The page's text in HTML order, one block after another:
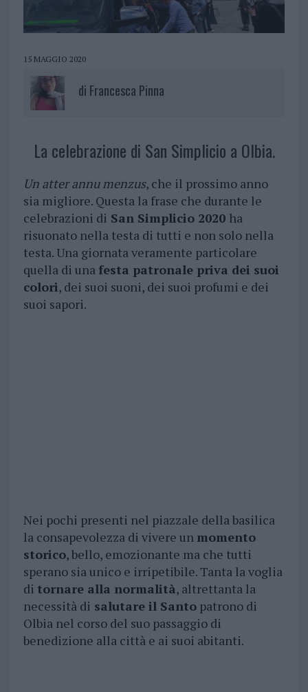
15 MAGGIO 2020
di Francesca Pinna
La celebrazione di San Simplicio a Olbia.
Un atter annu menzus, che il prossimo anno
sia migliore. Questa la frase che durante le
celebrazioni di San Simplicio 2020 ha
risuonato nella testa di tutti e non solo nella
testa. Una giornata veramente particolare
quella di una festa patronale priva dei suoi
colori, dei suoi suoni, dei suoi profumi e dei
suoi sapori.
Nei pochi presenti nel piazzale della basilica
la consapevolezza di vivere un momento
storico, bello, emozionante ma che tutti
sperano sia unico e irripetibile. Tanta la voglia
di tornare alla normalità, altrettanta la
necessità di salutare il Santopatrono di
Olbia nel corso del suo passaggio di
benedizione alla città e ai suoi abitanti.